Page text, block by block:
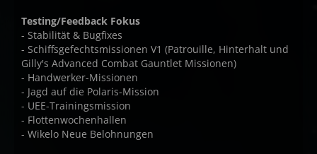
Testing/Feedback Fokus
- Stabilität & Bugfixes
- Schiffsgefechtsmissionen V1 (Patrouille, Hinterhalt und
Gilly's Advanced Combat Gauntlet Missionen)
- Handwerker-Missionen
- Jagd auf die Polaris-Mission
- UEE-Trainingsmission
- Flottenwochenhallen
- Wikelo Neue Belohnungen